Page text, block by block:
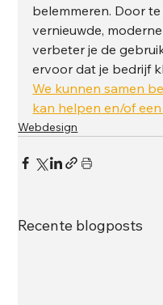
belemmeren. Door
vernieuwde,
verbeter je de
ervoor dat je bedrijf
We kunnen samen
kan helpen en/of
Webdesign
Recente blogposts